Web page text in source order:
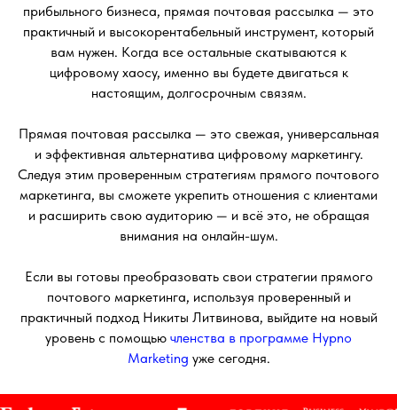
прибыльного бизнеса, прямая почтовая рассылка — это
практичный и высокорентабельный инструмент, который
вам нужен. Когда все остальные скатываются к
цифровому хаосу, именно вы будете двигаться к
настоящим, долгосрочным связям.
Прямая почтовая рассылка — это свежая, универсальная
и эффективная альтернатива цифровому маркетингу.
Следуя этим проверенным стратегиям прямого почтового
маркетинга, вы сможете укрепить отношения с клиентами
и расширить свою аудиторию — и всё это, не обращая
внимания на онлайн-шум.
Если вы готовы преобразовать свои стратегии прямого
почтового маркетинга, используя проверенный и
практичный подход Никиты Литвинова, выйдите на новый
уровень с помощью членства в программе Hypno
Marketing уже сегодня.